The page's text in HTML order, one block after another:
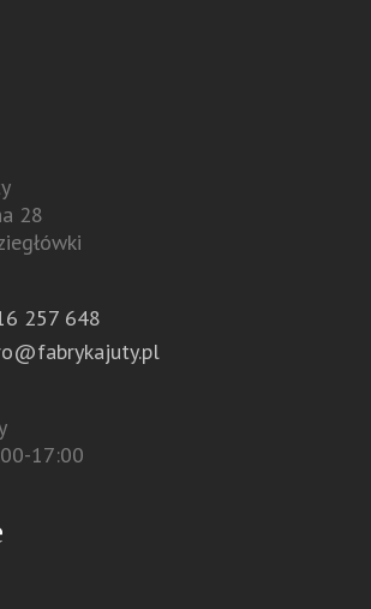
28
257 648
17:00